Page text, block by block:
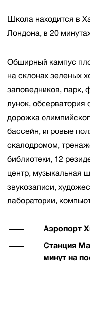
Школа находится в
Лондона, в 20
Обширный кампус
на склонах зеленых
заповедников, парк,
лунок, обсерватория
дорожка
бассейн, игровые
скалодромом,
библиотеки, 12
центр, музыкальная
звукозаписи,
лаборатории,
Аэропорт
Станция
минут на